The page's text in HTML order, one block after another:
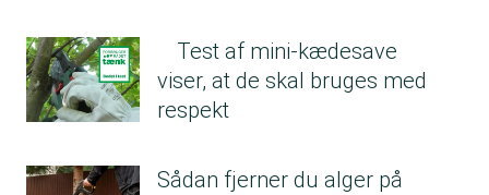
Test af mini-kædesave
viser, at de skal bruges med
respekt
Sådan fjerner du alger på